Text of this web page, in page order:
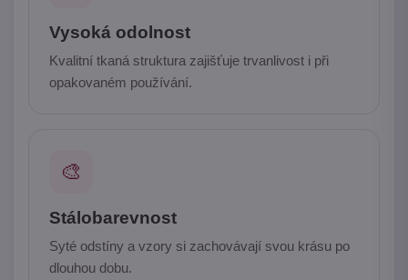
Vysoká odolnost
Kvalitní tkaná struktura zajišťuje trvanlivost i při
opakovaném používání.
🎨
Stálobarevnost
Syté odstíny a vzory si zachovávají svou krásu po
dlouhou dobu.